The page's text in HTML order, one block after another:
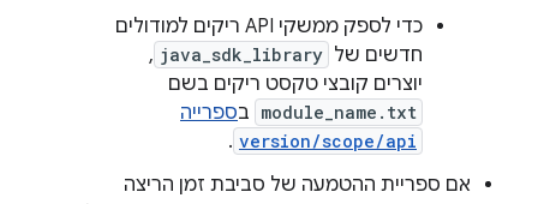
כדי לספק ממשקי API ריקים למודולים
חדשים של java_sdk_library
,
יוצרים קובצי טקסט ריקים בשם
module_name.txt בספרייה
version/scope/api
.
אם ספריית ההטמעה של סביבת זמן הריצה